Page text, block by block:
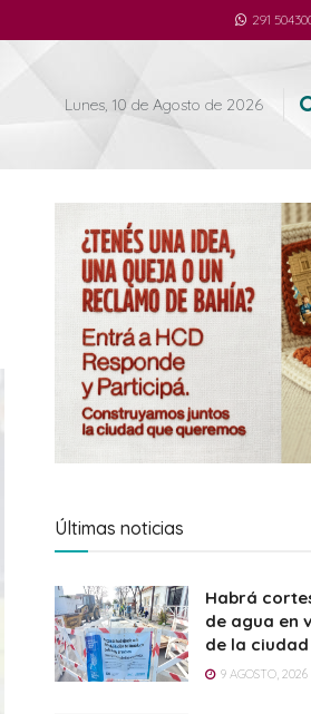
291
Lunes, 10 de Agosto de 2026
Últimas noticias
Habrá
de agua en
de la ciudad
9 AGOSTO, 2026